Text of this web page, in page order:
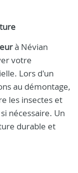
à Névian
votre
Lors d'un
au démontage,
les insectes et
nécessaire. Un
durable et